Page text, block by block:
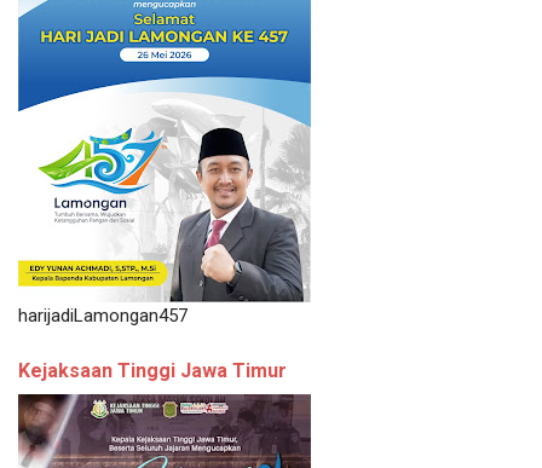
harijadiLamongan457
Kejaksaan Tinggi Jawa Timur